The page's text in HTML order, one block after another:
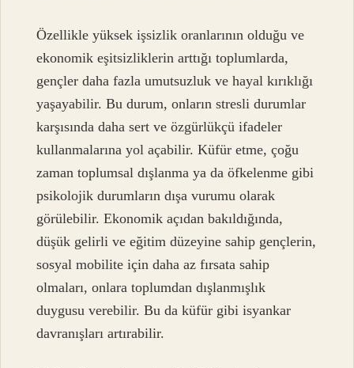
Özellikle yüksek işsizlik oranlarının olduğu ve
ekonomik eşitsizliklerin arttığı toplumlarda,
gençler daha fazla umutsuzluk ve hayal kırıklığı
yaşayabilir. Bu durum, onların stresli durumlar
karşısında daha sert ve özgürlükçü ifadeler
kullanmalarına yol açabilir. Küfür etme, çoğu
zaman toplumsal dışlanma ya da öfkelenme gibi
psikolojik durumların dışa vurumu olarak
görülebilir. Ekonomik açıdan bakıldığında,
düşük gelirli ve eğitim düzeyine sahip gençlerin,
sosyal mobilite için daha az fırsata sahip
olmaları, onlara toplumdan dışlanmışlık
duygusu verebilir. Bu da küfür gibi isyankar
davranışları artırabilir.